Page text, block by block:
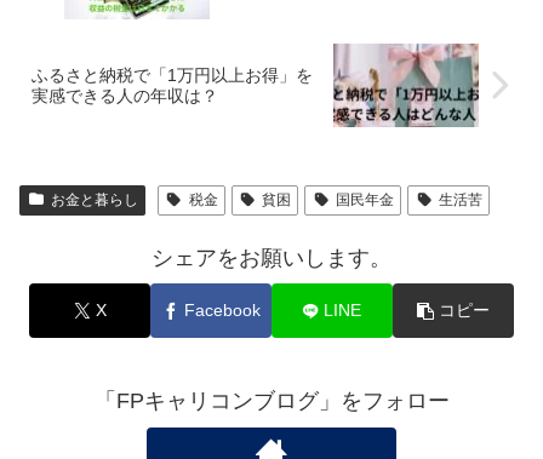
ふるさと納税で「1万円以上お得」を
実感できる人の年収は？
お金と暮らし 税金 貧困 国民年金 生活苦
シェアをお願いします。
X Facebook LINE コピー
「FPキャリコンブログ」をフォロー